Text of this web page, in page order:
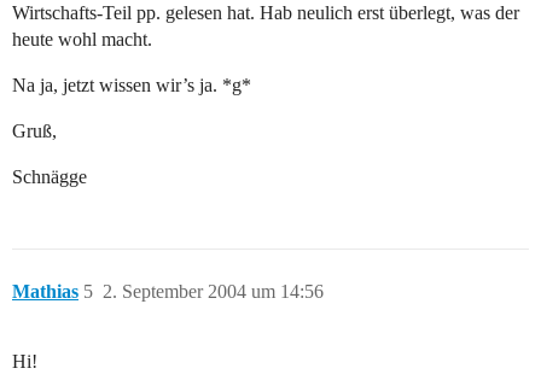
Wirtschafts-Teil pp. gelesen hat. Hab neulich erst überlegt, was der
heute wohl macht.
Na ja, jetzt wissen wir’s ja. *g*
Gruß,
Schnägge
Mathias 2. September 2004 um 14:56
5
Hi!